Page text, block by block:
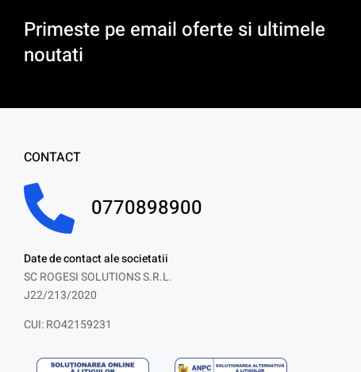
Primeste pe email oferte si ultimele
noutati
CONTACT
0770898900
Date de contact ale societatii
SC ROGESI SOLUTIONS S.R.L.
J22/213/2020
CUI: RO42159231